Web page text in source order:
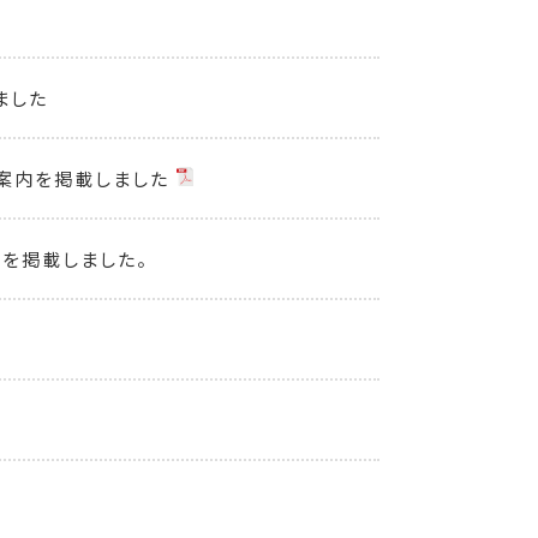
た
内を掲載しました
掲載しました。